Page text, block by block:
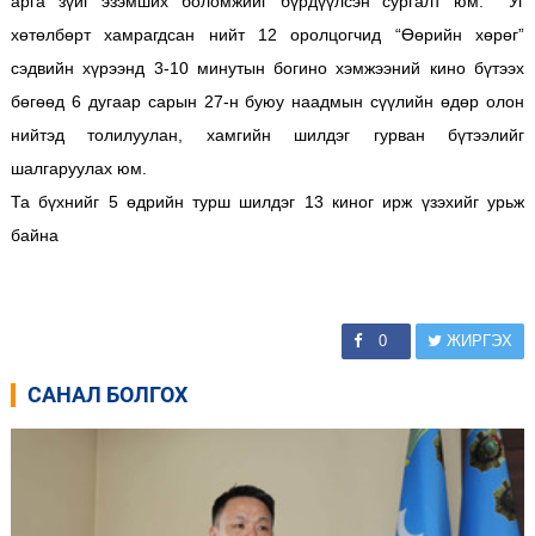
хөтөлбөрт хамрагдсан нийт 12 оролцогчид “Өөрийн хөрөг”
сэдвийн хүрээнд 3-10 минутын богино хэмжээний кино бүтээх
бөгөөд 6 дугаар сарын 27-н буюу наадмын сүүлийн өдөр олон
нийтэд толилуулан, хамгийн шилдэг гурван бүтээлийг
шалгаруулах юм.
Та бүхнийг 5 өдрийн турш шилдэг 13 киног ирж үзэхийг урьж
байна
0 ЖИРГЭХ
САНАЛ БОЛГОХ